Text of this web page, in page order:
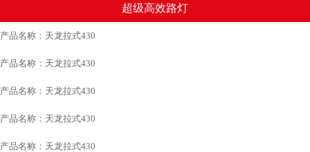
超级高效路灯
产品名称：天龙拉式430
产品名称：天龙拉式430
产品名称：天龙拉式430
产品名称：天龙拉式430
产品名称：天龙拉式430